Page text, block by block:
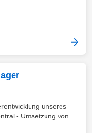
unseres
- Umsetzung von ...